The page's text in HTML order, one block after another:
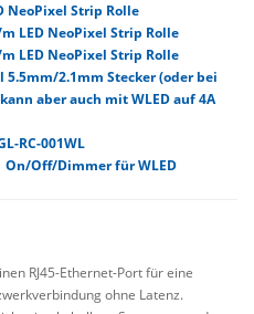
NeoPixel Strip Rolle
m LED NeoPixel Strip Rolle
m LED NeoPixel Strip Rolle
5.5mm/2.1mm Stecker (oder bei
aber auch mit WLED auf 4A
RC-001WL
On/Off/Dimmer für WLED
RJ45-Ethernet-Port für eine
ohne Latenz.